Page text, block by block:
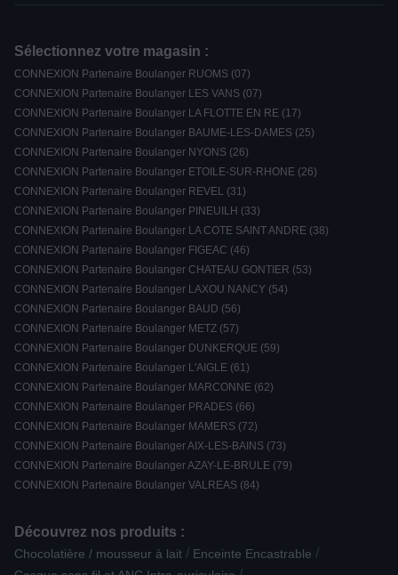
Sélectionnez votre magasin :
CONNEXION Partenaire Boulanger RUOMS (07)
CONNEXION Partenaire Boulanger LES VANS (07)
CONNEXION Partenaire Boulanger LA FLOTTE EN RE (17)
CONNEXION Partenaire Boulanger BAUME-LES-DAMES (25)
CONNEXION Partenaire Boulanger NYONS (26)
CONNEXION Partenaire Boulanger ETOILE-SUR-RHONE (26)
CONNEXION Partenaire Boulanger REVEL (31)
CONNEXION Partenaire Boulanger PINEUILH (33)
CONNEXION Partenaire Boulanger LA COTE SAINT ANDRE (38)
CONNEXION Partenaire Boulanger FIGEAC (46)
CONNEXION Partenaire Boulanger CHATEAU GONTIER (53)
CONNEXION Partenaire Boulanger LAXOU NANCY (54)
CONNEXION Partenaire Boulanger BAUD (56)
CONNEXION Partenaire Boulanger METZ (57)
CONNEXION Partenaire Boulanger DUNKERQUE (59)
CONNEXION Partenaire Boulanger L'AIGLE (61)
CONNEXION Partenaire Boulanger MARCONNE (62)
CONNEXION Partenaire Boulanger PRADES (66)
CONNEXION Partenaire Boulanger MAMERS (72)
CONNEXION Partenaire Boulanger AIX-LES-BAINS (73)
CONNEXION Partenaire Boulanger AZAY-LE-BRULE (79)
CONNEXION Partenaire Boulanger VALREAS (84)
Découvrez nos produits :
Chocolatière / mousseur à lait / Enceinte Encastrable /